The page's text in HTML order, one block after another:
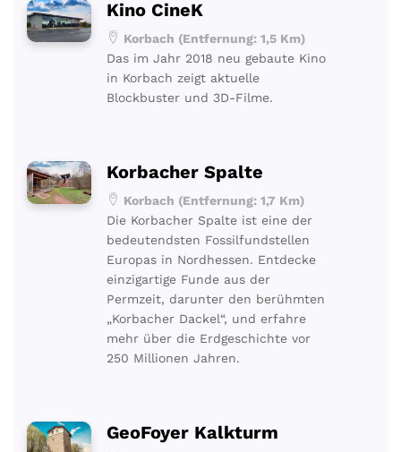
Kino CineK
Korbach (Entfernung: 1,5 Km)
Das im Jahr 2018 neu gebaute Kino
in Korbach zeigt aktuelle
Blockbuster und 3D-Filme.
Korbacher Spalte
Korbach (Entfernung: 1,7 Km)
Die Korbacher Spalte ist eine der
bedeutendsten Fossilfundstellen
Europas in Nordhessen. Entdecke
einzigartige Funde aus der
Permzeit, darunter den berühmten
„Korbacher Dackel“, und erfahre
mehr über die Erdgeschichte vor
250 Millionen Jahren.
GeoFoyer Kalkturm